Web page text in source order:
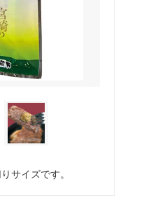
サイズです。